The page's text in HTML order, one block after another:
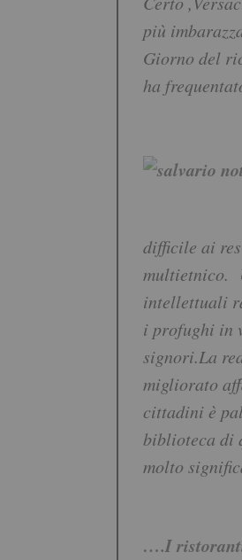
più
Giorno del
ha
difficile ai
multietnico.
intellettuali
i profughi in
signori.La
migliorato
cittadini è
biblioteca di
molto
….I ristoranti